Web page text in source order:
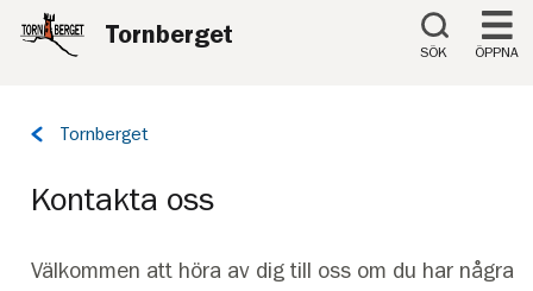
Till innehåll på sidan
Tornberget
SÖK ÖPPNA
Tillbaka
Tornberget
Kontakta oss
Välkommen att höra av dig till oss om du har några